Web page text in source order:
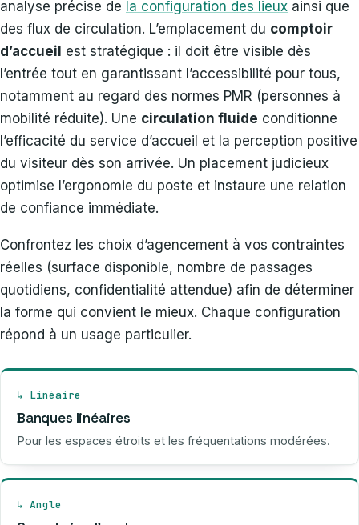
analyse précise de la configuration des lieux ainsi que
des flux de circulation. L’emplacement du comptoir
d’accueil est stratégique : il doit être visible dès
l’entrée tout en garantissant l’accessibilité pour tous,
notamment au regard des normes PMR (personnes à
mobilité réduite). Une circulation fluide conditionne
l’efficacité du service d’accueil et la perception positive
du visiteur dès son arrivée. Un placement judicieux
optimise l’ergonomie du poste et instaure une relation
de confiance immédiate.
Confrontez les choix d’agencement à vos contraintes
réelles (surface disponible, nombre de passages
quotidiens, confidentialité attendue) afin de déterminer
la forme qui convient le mieux. Chaque configuration
répond à un usage particulier.
↳ Linéaire
Banques linéaires
Pour les espaces étroits et les fréquentations modérées.
↳ Angle